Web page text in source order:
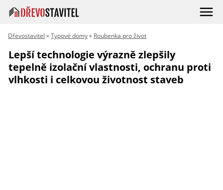
Dřevostavitel »Typové domy» Roubenka pro život
Lepší technologie výrazně zlepšily
tepelně izolační vlastnosti, ochranu proti
vlhkosti i celkovou životnost staveb